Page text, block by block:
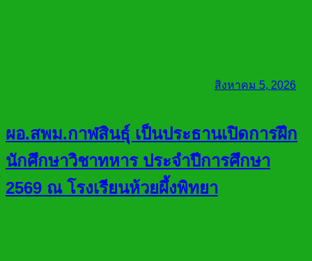
สิงหาคม 5, 2026
ผอ.สพม.กาฬสินธุ์ เป็นประธานเปิดการฝึก
นักศึกษาวิชาทหาร ประจำปีการศึกษา
2569 ณ โรงเรียนห้วยผึ้งพิทยา